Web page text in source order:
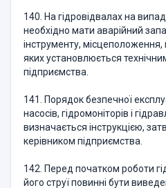
140. На гідровідвалах на
необхідно мати аварійний
інструменту, місцеположення,
яких установлюється
підприємства.
141. Порядок безпечної
насосів, гідромоніторів і
визначається інструкцією,
керівником підприємства.
142. Перед початком роботи
його струї повинні бути